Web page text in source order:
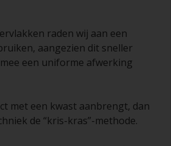
verf), moet u ervoor zorgen
het einde van het aanbrengen
en de eerste laag
langer is dan vermeld op de
etiket. Dit is met name van
mist, moet u de primer schuren
laag aanbrengen en ervoor
raden wij aan een
aangezien dit sneller
een uniforme afwerking
met een kwast aanbrengt, dan
de “kris-kras”-methode.